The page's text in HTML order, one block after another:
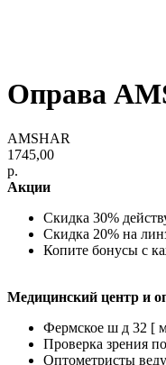
Оправа
AMSHAR
1745,00
р.
Акции
Скидка 30%
Скидка 20% на
Копите бонусы с
Медицинский центр и
Фермское ш д 32 [
Проверка зрения
Оптометристы